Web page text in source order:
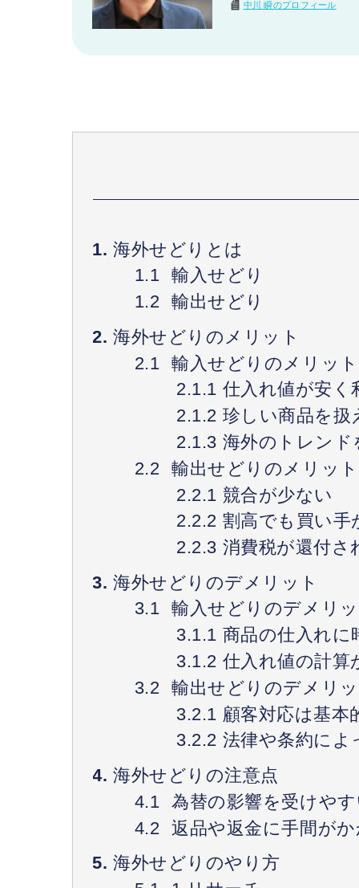
中川 瞬のプロフィール
海外せどりとは
輸入せどり
輸出せどり
海外せどりのメリット
輸入せどりのメリット
仕入れ値が安く
珍しい商品を扱
海外のトレン
輸出せどりのメリット
競合が少ない
割高でも買い手
消費税が還付さ
海外せどりのデメリット
輸入せどりのデメリ
商品の仕入れに
仕入れ値の計算
輸出せどりのデメリ
顧客対応は基本
法律や条約に
海外せどりの注意点
為替の影響を受けや
返品や返金に手間が
海外せどりのやり方